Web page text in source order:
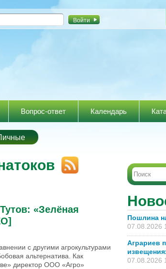
к
Вопрос-ответ Календарь
«Зелёная
с другими агрокультурами
альтернатива. Как
директор ООО «Агро»
Пошлина
07.08.2026
Аграриев
07.08.2026